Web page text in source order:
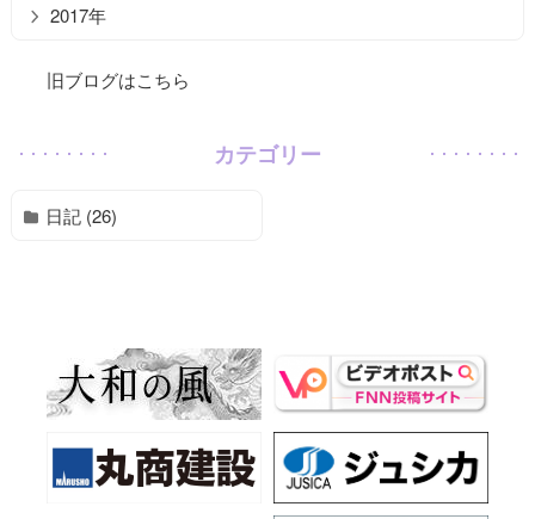
2017年
旧ブログはこちら
カテゴリー
日記 (26)